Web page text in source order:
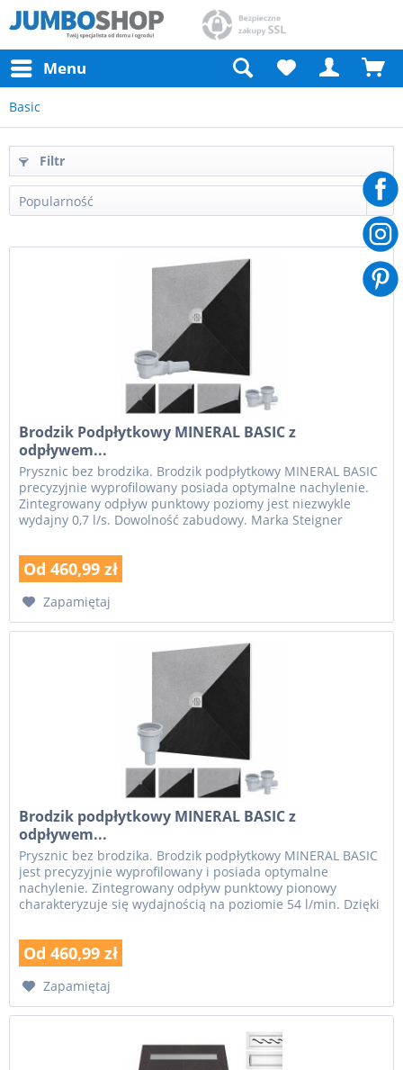
Menu
Basic
Filtr
Brodzik Podpłytkowy MINERAL BASIC z
odpływem...
Prysznic bez brodzika. Brodzik podpłytkowy MINERAL BASIC
precyzyjnie wyprofilowany posiada optymalne nachylenie.
Zintegrowany odpływ punktowy poziomy jest niezwykle
wydajny 0,7 l/s. Dowolność zabudowy. Marka Steigner
Od 460,99 zł
Zapamiętaj
Brodzik podpłytkowy MINERAL BASIC z
odpływem...
Prysznic bez brodzika. Brodzik podpłytkowy MINERAL BASIC
jest precyzyjnie wyprofilowany i posiada optymalne
nachylenie. Zintegrowany odpływ punktowy pionowy
charakteryzuje się wydajnością na poziomie 54 l/min. Dzięki
Od 460,99 zł
Zapamiętaj